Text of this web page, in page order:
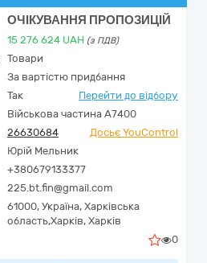
ОЧІКУВАННЯ ПРОПОЗИЦІЙ
15 276 624 UAH (з ПДВ)
Товари
За вартістю придбання
Так
Перейти до відбору
Військова частина А7400
26630684
Досьє YouControl
Юрій Мельник
+380679133377
225.bt.fin@gmail.com
61000, Україна, Харківська
область,Харків, Харків
0